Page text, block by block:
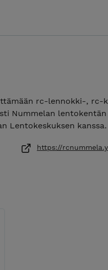
rc-lennokki-,
Nummelan lentokentän
Lentokeskuksen kanssa.
https://